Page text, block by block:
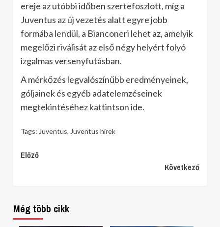
ereje az utóbbi időben szertefoszlott, míg a
Juventus az új vezetés alatt egyre jobb
formába lendül, a Bianconeri lehet az, amelyik
megelőzi riválisát az első négy helyért folyó
izgalmas versenyfutásban.
A mérkőzés legvalószínűbb eredményeinek,
góljainek és egyéb adatelemzéseinek
megtekintéséhez kattintson ide.
Tags: Juventus, Juventus hírek
Continue
Előző
Következő
Még több cikk